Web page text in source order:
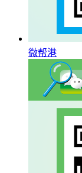
微帮港